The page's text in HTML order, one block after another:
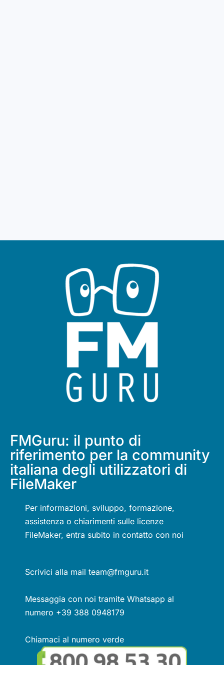
FMGuru: il punto di
riferimento per la community
italiana degli utilizzatori di
FileMaker
Per informazioni, sviluppo, formazione,
assistenza o chiarimenti sulle licenze
FileMaker, entra subito in contatto con noi
Scrivici alla mail team@fmguru.it
Messaggia con noi tramite Whatsapp al
numero +39 388 0948179
Chiamaci al numero verde